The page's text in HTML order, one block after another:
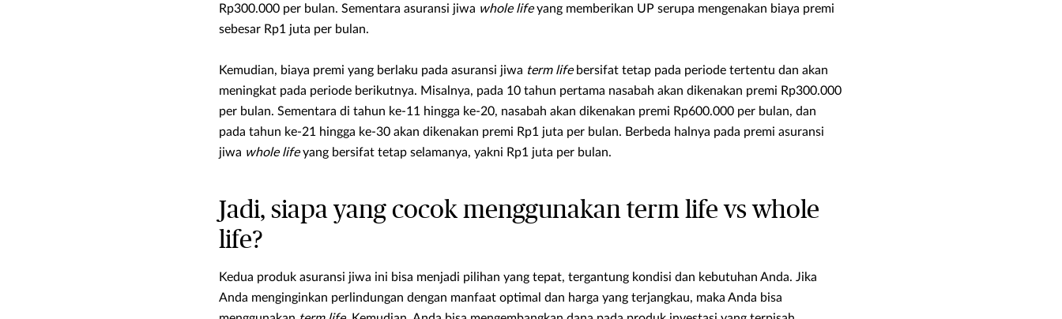
Rp300.000 per bulan. Sementara asuransi jiwa whole lifeyang memberikan UP serupa mengenakan biaya premi
sebesar Rp1 juta per bulan.
Kemudian, biaya premi yang berlaku pada asuransi jiwa term lifebersifat tetap pada periode tertentu dan akan
meningkat pada periode berikutnya. Misalnya, pada 10 tahun pertama nasabah akan dikenakan premi Rp300.000
per bulan. Sementara di tahun ke-11 hingga ke-20, nasabah akan dikenakan premi Rp600.000 per bulan, dan
pada tahun ke-21 hingga ke-30 akan dikenakan premi Rp1 juta per bulan. Berbeda halnya pada premi asuransi
jiwa whole lifeyang bersifat tetap selamanya, yakni Rp1 juta per bulan.
Jadi, siapa yang cocok menggunakan term life vs whole
life?
Kedua produk asuransi jiwa ini bisa menjadi pilihan yang tepat, tergantung kondisi dan kebutuhan Anda. Jika
Anda menginginkan perlindungan dengan manfaat optimal dan harga yang terjangkau, maka Anda bisa